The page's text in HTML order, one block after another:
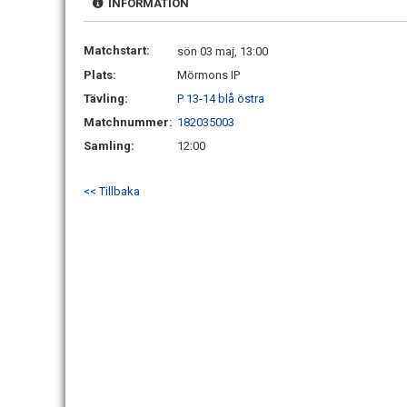
INFORMATION
Matchstart:
sön 03 maj, 13:00
Plats:
Mörmons IP
Tävling:
P 13-14 blå östra
Matchnummer: 182035003
Samling:
12:00
<< Tillbaka